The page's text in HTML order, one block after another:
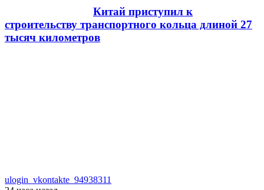
Китай приступил к
строительству транспортного кольца длиной 27
тысяч километров
ulogin_vkontakte_94938311